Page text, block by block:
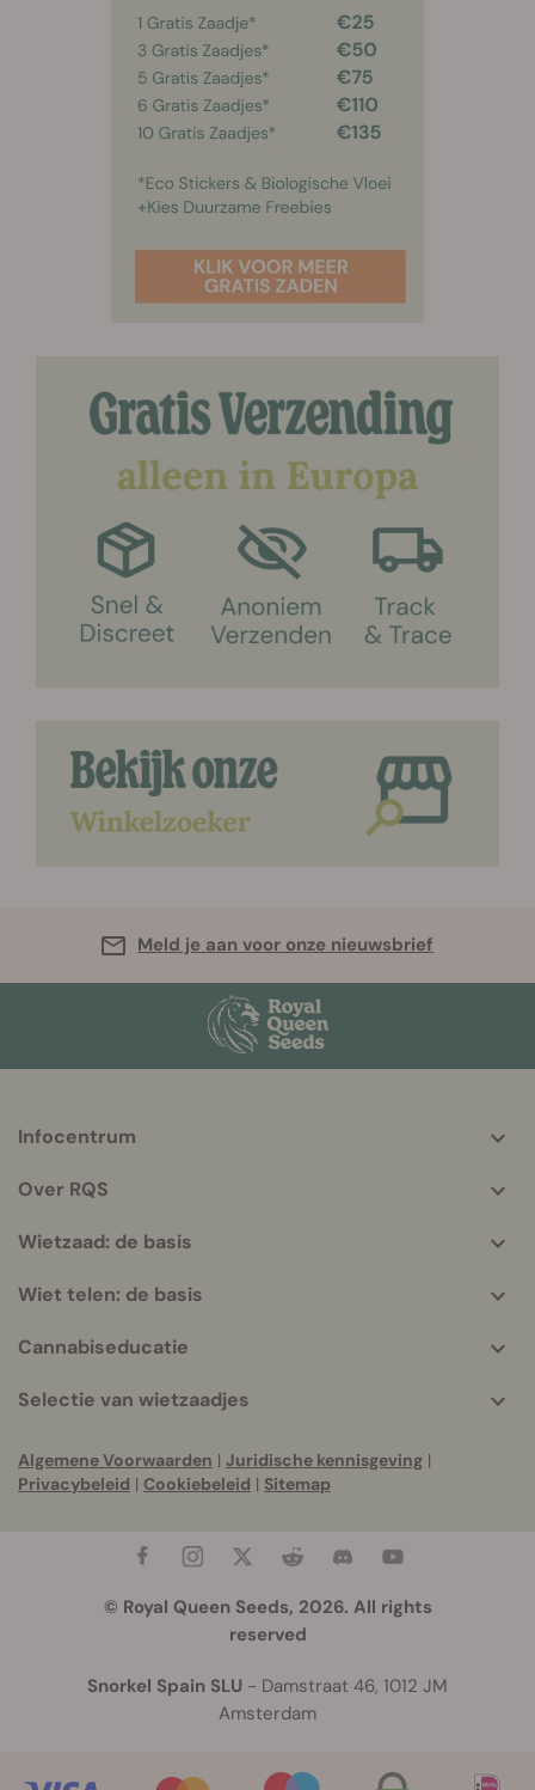
Meld je aan voor onze nieuwsbrief
info
Infocentrum
Over RQS
Wietzaad: de basis
Wiet telen: de basis
Cannabiseducatie
Selectie van wietzaadjes
Algemene Voorwaarden | Juridische kennisgeving |
Privacybeleid | Cookiebeleid | Sitemap
© Royal Queen Seeds, 2026. All rights
reserved
Snorkel Spain SLU - Damstraat 46, 1012 JM
Amsterdam